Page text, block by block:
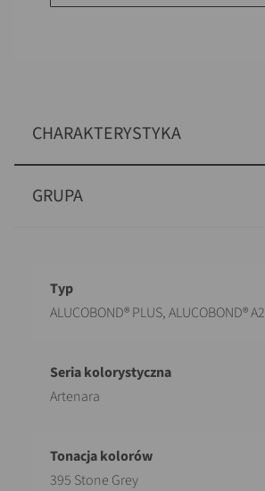
CHARAKTERYSTYKA
GRUPA
Opis
ALUCOBOND® PLUS, ALUCOBOND® A2
Artenara
395 Stone Grey